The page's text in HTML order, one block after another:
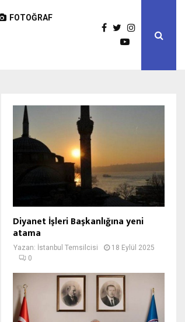
FOTOĞRAF
Diyanet İşleri Başkanlığına yeni
atama
Yazan: İstanbul Temsilcisi
18 Eylül 2025
0